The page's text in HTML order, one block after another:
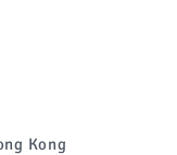
Kong